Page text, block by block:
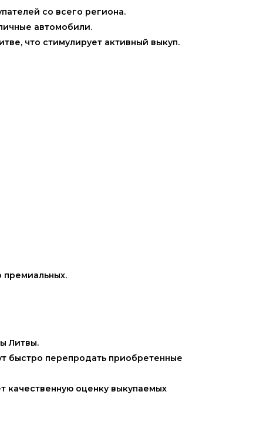
со всего региона.
автомобили.
что стимулирует активный выкуп.
премиальных.
Литвы.
быстро перепродать приобретенные
качественную оценку выкупаемых